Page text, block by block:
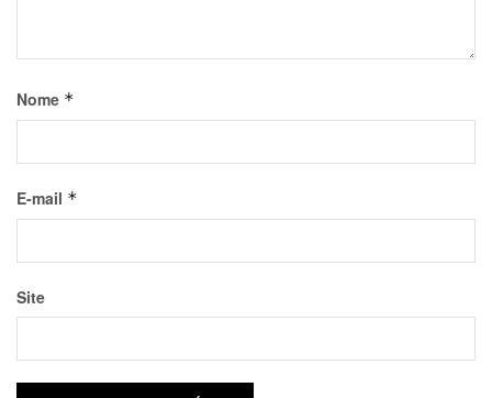
Nome *
E-mail *
Site